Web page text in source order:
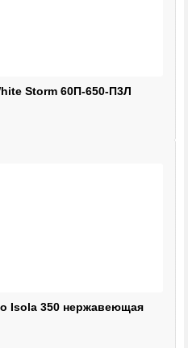
Storm 60П-650-П3Л
Isola 350 нержавеющая